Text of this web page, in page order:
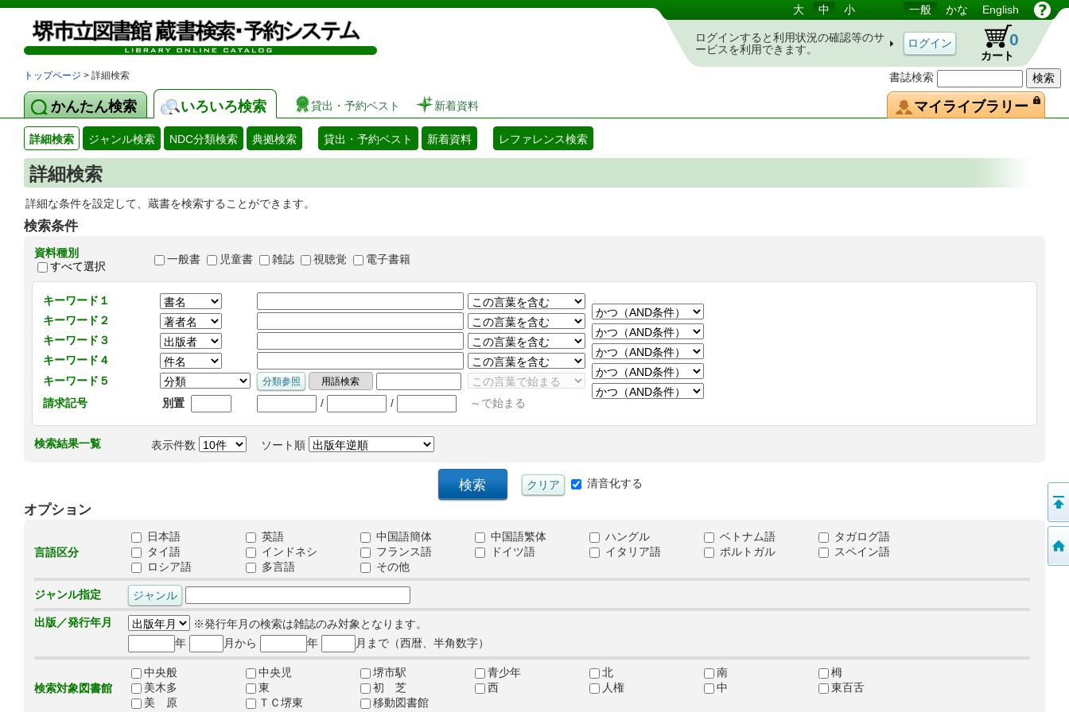
図書館 蔵書検索・予約システム
書誌検索
大 中 小 一般 かな English
ログインすると利用状況の確認等のサ
ービスを利用できます。
カート
0
トップページ > 詳細検索
かんたん検索 いろいろ検索 貸出・予約ベスト 新着資料 マイライブラリー
詳細検索 ジャンル検索 NDC分類検索 典拠検索 貸出・予約ベスト 新着資料 レファレンス検索
詳細検索
詳細な条件を設定して、蔵書を検索することができます。
検索条件
資料種別
すべて選択
一般書 児童書 雑誌 視聴覚 電子書籍
キーワード１
キーワード２
キーワード３
キーワード４
キーワード５
請求記号
別置 / / ～で始まる
検索結果一覧 表示件数 ソート順
清音化する
オプション
言語区分
日本語 英語 中国語簡体 中国語繁体 ハングル ベトナム語
タガログ語
タイ語
インドネシ フランス語 ドイツ語 イタリア語 ポルトガル
スペイン語
ロシア語
多言語 その他
ジャンル指定
出版／発行年月
※発行年月の検索は雑誌のみ対象となります。
年
月から 年 月まで（西暦、半角数字）
検索対象図書館
中央般 中央児 堺市駅 青少年 北 南
栂
美木多
東 初 芝 西 人権 中
東百舌
美 原
ＴＣ堺東 移動図書館